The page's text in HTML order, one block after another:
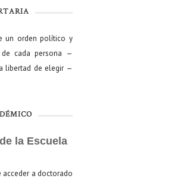
un orden político y
cada persona —
libertad de elegir —
la Escuela
a doctorado